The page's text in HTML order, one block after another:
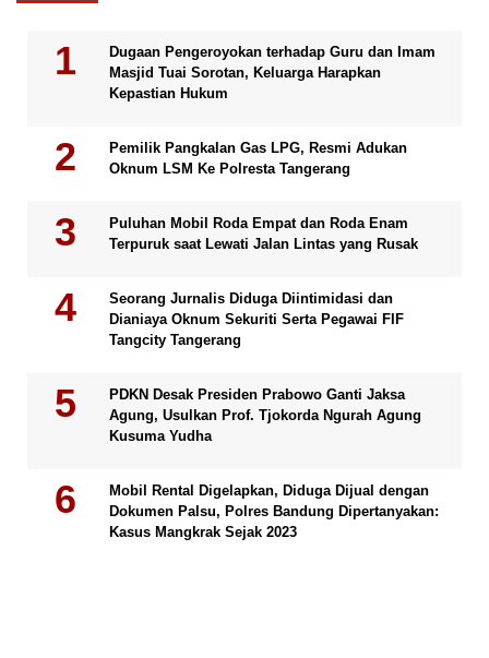
Dugaan Pengeroyokan terhadap Guru dan Imam
Masjid Tuai Sorotan, Keluarga Harapkan
Kepastian Hukum
Pemilik Pangkalan Gas LPG, Resmi Adukan
Oknum LSM Ke Polresta Tangerang
Puluhan Mobil Roda Empat dan Roda Enam
Terpuruk saat Lewati Jalan Lintas yang Rusak
Seorang Jurnalis Diduga Diintimidasi dan
Dianiaya Oknum Sekuriti Serta Pegawai FIF
Tangcity Tangerang
PDKN Desak Presiden Prabowo Ganti Jaksa
Agung, Usulkan Prof. Tjokorda Ngurah Agung
Kusuma Yudha
Mobil Rental Digelapkan, Diduga Dijual dengan
Dokumen Palsu, Polres Bandung Dipertanyakan:
Kasus Mangkrak Sejak 2023